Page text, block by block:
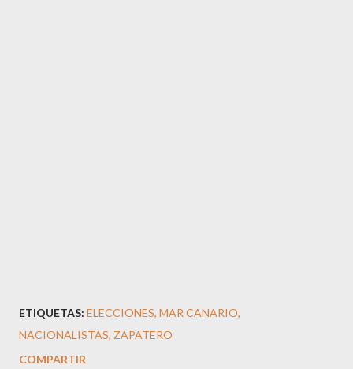
ETIQUETAS: ELECCIONES MAR CANARIO
NACIONALISTAS ZAPATERO
COMPARTIR